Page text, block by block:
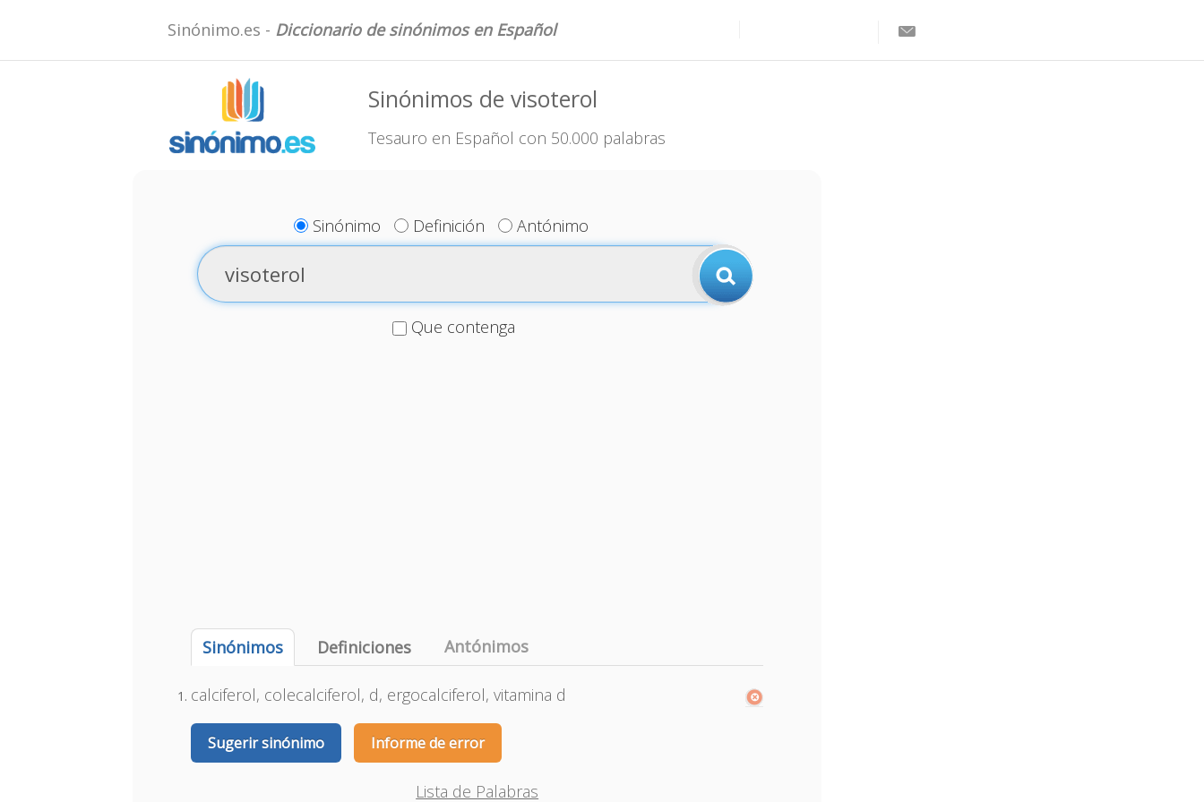
Sinónimo.es - Diccionario de sinónimos en Español
Sinónimos de visoterol
Tesauro en Español con 50.000 palabras
Sinónimo Definición Antónimo
Que contenga
Sinónimos Definiciones Antónimos
calciferol, colecalciferol, d, ergocalciferol, vitamina d
Sugerir sinónimo Informe de error
Lista de Palabras